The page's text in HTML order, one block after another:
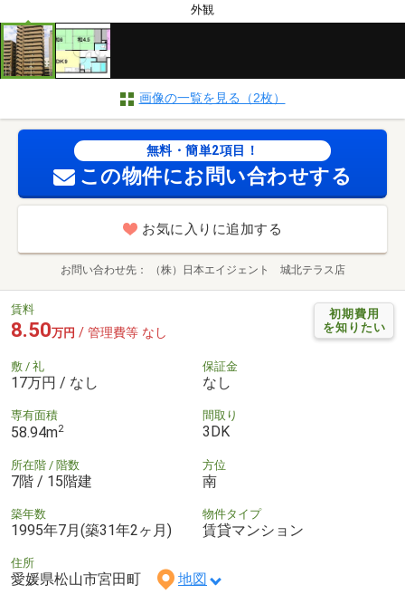
外観
画像の一覧を見る（2枚）
無料・簡単2項目！
この物件にお問い合わせする
お気に入りに追加する
お問い合わせ先 （株）日本エイジェント 城北テラス店
初期費用
を知りたい
賃料
8.50万円 / 管理費等 なし
敷 / 礼
17万円 / なし
保証金
なし
専有面積
58.94m2
間取り
3DK
所在階 / 階数
7階 / 15階建
方位
南
築年数
1995年7月(築31年2ヶ月)
物件タイプ
賃貸マンション
住所
愛媛県松山市宮田町 地図